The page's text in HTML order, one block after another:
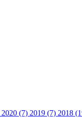
2020 (7) 2019 (7) 2018